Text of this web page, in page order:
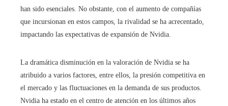
han sido esenciales. No obstante, con el aumento de compañías
que incursionan en estos campos, la rivalidad se ha acrecentado,
impactando las expectativas de expansión de Nvidia.
La dramática disminución en la valoración de Nvidia se ha
atribuido a varios factores, entre ellos, la presión competitiva en
el mercado y las fluctuaciones en la demanda de sus productos.
Nvidia ha estado en el centro de atención en los últimos años